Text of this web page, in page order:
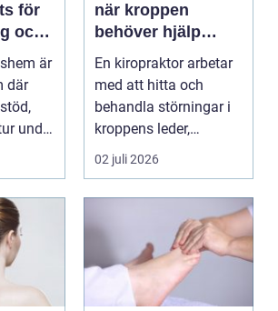
för
och
är
där
under
när kroppen
behöver hjälp
tillbaka
En kiropraktor arbetar
med att hitta och
behandla störningar i
kroppens leder,
muskler och
nervsyste...
02 juli 2026